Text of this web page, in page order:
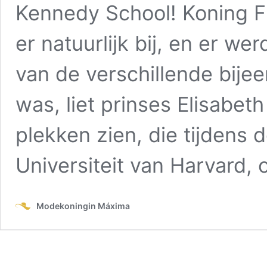
Kennedy School! Koning
er natuurlijk bij, en er
van de verschillende
was, liet prinses
plekken zien, die tijdens
Universiteit van
Modekoningin Máxima